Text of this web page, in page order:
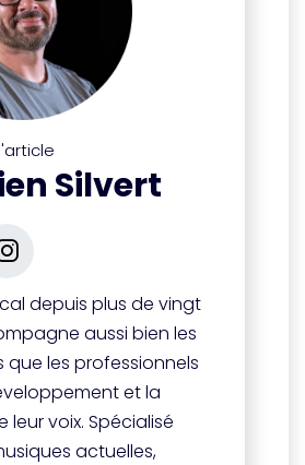
Silvert
depuis plus de vingt
aussi bien les
les professionnels
et la
leur voix. Spécialisé
actuelles,